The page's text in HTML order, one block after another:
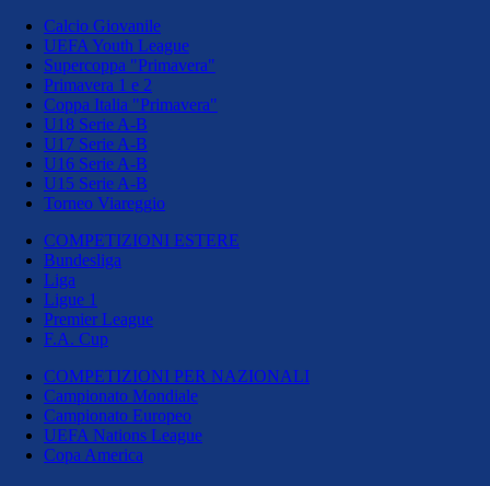
Calcio Giovanile
UEFA Youth League
Supercoppa "Primavera"
Primavera 1 e 2
Coppa Italia "Primavera"
U18 Serie A-B
U17 Serie A-B
U16 Serie A-B
U15 Serie A-B
Torneo Viareggio
COMPETIZIONI ESTERE
Bundesliga
Liga
Ligue 1
Premier League
F.A. Cup
COMPETIZIONI PER NAZIONALI
Campionato Mondiale
Campionato Europeo
UEFA Nations League
Copa America